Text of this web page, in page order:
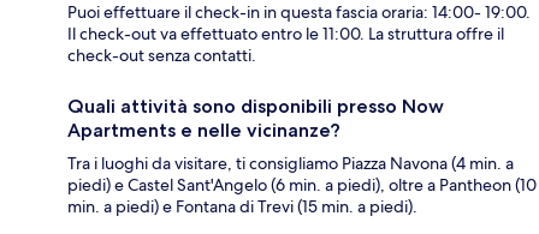
Puoi effettuare il check-in in questa fascia oraria: 14:00- 19:00.
Il check-out va effettuato entro le 11:00. La struttura offre il
check-out senza contatti.
Quali attività sono disponibili presso Now
Apartments e nelle vicinanze?
Tra i luoghi da visitare, ti consigliamo Piazza Navona (4 min. a
piedi) e Castel Sant'Angelo (6 min. a piedi), oltre a Pantheon (10
min. a piedi) e Fontana di Trevi (15 min. a piedi).